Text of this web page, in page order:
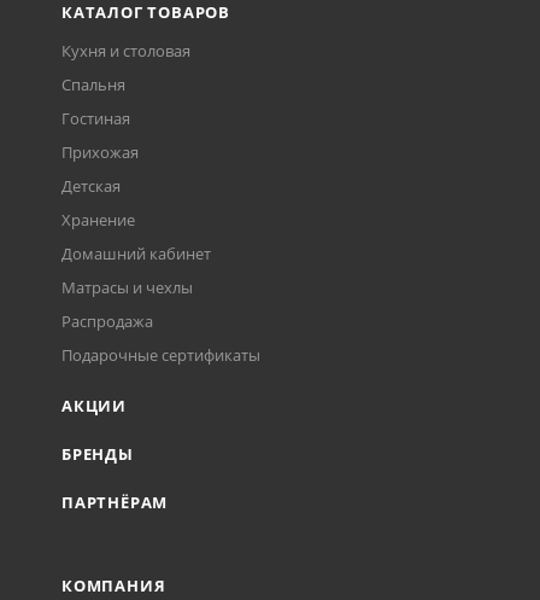
КАТАЛОГ ТОВАРОВ
Кухня и столовая
Спальня
Гостиная
Прихожая
Детская
Хранение
Домашний кабинет
Матрасы и чехлы
Распродажа
Подарочные сертификаты
АКЦИИ
БРЕНДЫ
ПАРТНЁРАМ
КОМПАНИЯ